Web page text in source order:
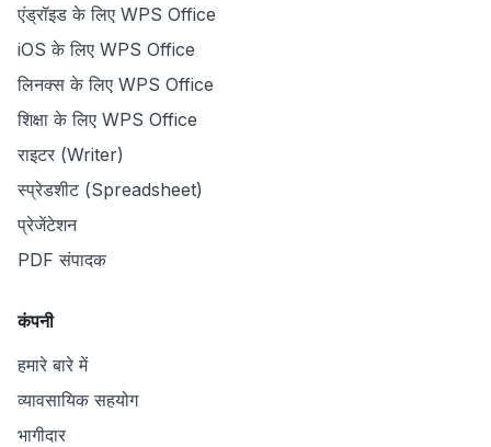
एंड्रॉइड के लिए WPS Office
iOS के लिए WPS Office
लिनक्स के लिए WPS Office
शिक्षा के लिए WPS Office
राइटर (Writer)
स्प्रेडशीट (Spreadsheet)
प्रेजेंटेशन
PDF संपादक
कंपनी
हमारे बारे में
व्यावसायिक सहयोग
भागीदार